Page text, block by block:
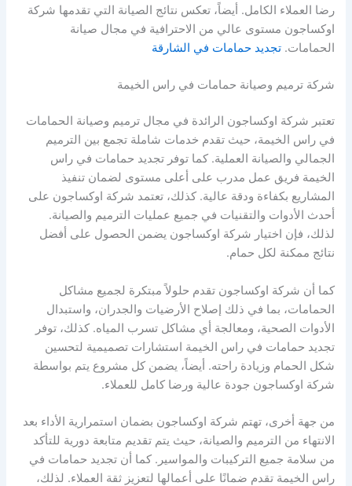
رضا العملاء الكامل. أيضاً، تعكس نتائج الصيانة التي تقدمها شركة
اوكساجون مستوى عالي من الاحترافية في مجال صيانة
الحمامات.تجديد حمامات في الشارقة
شركة ترميم وصيانة حمامات في راس الخيمة
تعتبر شركة اوكساجون الرائدة في مجال ترميم وصيانة الحمامات
في راس الخيمة، حيث تقدم خدمات شاملة تجمع بين الترميم
الجمالي والصيانة العملية. كما توفر تجديد حمامات في راس
الخيمة فريق عمل مدرب على أعلى مستوى لضمان تنفيذ
المشاريع بكفاءة ودقة عالية. كذلك، تعتمد شركة اوكساجون على
أحدث الأدوات والتقنيات في جميع عمليات الترميم والصيانة.
لذلك، فإن اختيار شركة اوكساجون يضمن الحصول على أفضل
نتائج ممكنة لكل حمام.
كما أن شركة اوكساجون تقدم حلولاً مبتكرة لجميع مشاكل
الحمامات، بما في ذلك إصلاح الأرضيات والجدران، واستبدال
الأدوات الصحية، ومعالجة أي مشاكل تسرب المياه. كذلك، توفر
تجديد حمامات في راس الخيمة استشارات تصميمية لتحسين
شكل الحمام وزيادة راحته. أيضاً، يضمن كل مشروع يتم بواسطة
شركة اوكساجون جودة عالية ورضا كامل للعملاء.
من جهة أخرى، تهتم شركة اوكساجون بضمان استمرارية الأداء بعد
الانتهاء من الترميم والصيانة، حيث يتم تقديم متابعة دورية للتأكد
من سلامة جميع التركيبات والمواسير. كما أن تجديد حمامات في
راس الخيمة تقدم ضمانًا على أعمالها لتعزيز ثقة العملاء. لذلك،